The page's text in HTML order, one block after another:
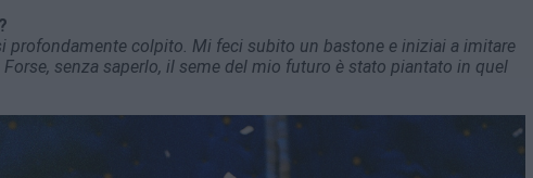
profondamente colpito. Mi feci subito un bastone e iniziai a imitare
senza saperlo, il seme del mio futuro è stato piantato in quel